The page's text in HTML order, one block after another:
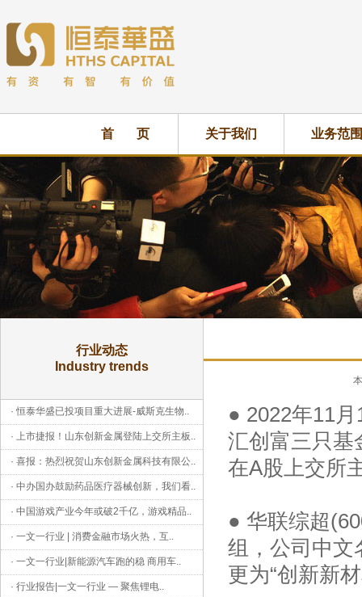
首 页 关于我们 业务范围
行业动态
Industry trends
·恒泰华盛已投项目重大进展-威斯克生物..
· 上市捷报！山东创新金属登陆上交所主板..
· 喜报：热烈祝贺山东创新金属科技有限公..
· 中办国办鼓励药品医疗器械创新，我们看..
· 中国游戏产业今年或破2千亿，游戏精品..
· 一文一行业 | 消费金融市场火热，互..
· 一文一行业|新能源汽车跑的稳 商用车..
· 行业报告|一文一行业 — 聚焦锂电..
● 2022年11
汇创富三只基
在A股上交所
● 华联综超
组，公司中文
更为“创新新